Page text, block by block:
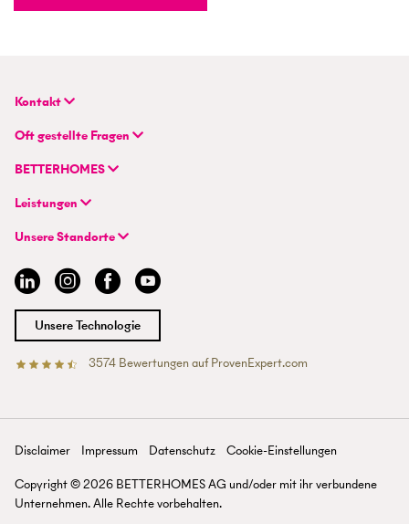
Kontakt
BETTERHOMES (Schweiz) AG
Hauptsitz
Flurstrasse 55
info@betterhomes.ch
Oft gestellte Fragen
FAQ | Immobilienbewertung
FAQ | Immobilienmakler/-in werden
BETTERHOMES
Unternehmen
Hybrides Maklermodell
BETTERHOMES-Erfahrungen
Jobs
Standorte
Presse
Leistungen
Immobilie suchen
Immobilie bewerten
Immobilien-Ratgeber
Immobilienmakler/-in werden
Unsere Standorte
Aargau
Basel
Chur
Lausanne
Luzern
St. Gallen
Zürichsee
Unsere Technologie
3574Bewertungen auf ProvenExpert.com
Disclaimer Impressum Datenschutz
Cookie-Einstellungen
Copyright ©2026 BETTERHOMES AG und/oder mit ihr verbundene
Unternehmen. Alle Rechte vorbehalten.